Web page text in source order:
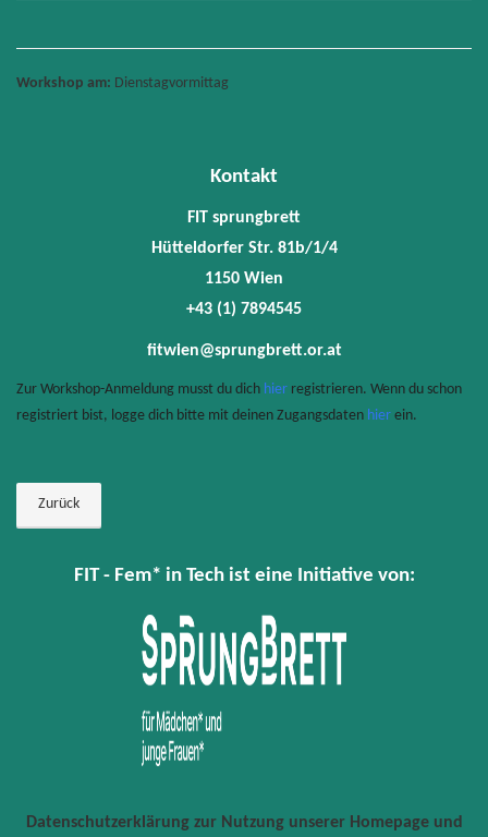
Workshop am: Dienstagvormittag
Kontakt
FIT sprungbrett
Hütteldorfer Str. 81b/1/4
1150 Wien
+43 (1) 7894545
fitwien@sprungbrett.or.at
Zur Workshop-Anmeldung musst du dich hier registrieren. Wenn du schon
registriert bist, logge dich bitte mit deinen Zugangsdaten hier ein.
Zurück
FIT - Fem* in Tech ist eine Initiative von:
Datenschutzerklärung zur Nutzung unserer Homepage und